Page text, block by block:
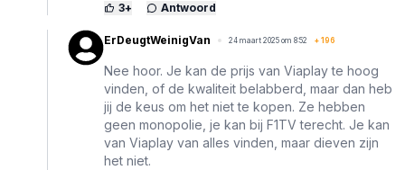
3+ Antwoord
ErDeugtWeinigVan 24 maart 2025 om 8:52 + 196
Nee hoor. Je kan de prijs van Viaplay te hoog
vinden, of de kwaliteit belabberd, maar dan heb
jij de keus om het niet te kopen. Ze hebben
geen monopolie, je kan bij F1TV terecht. Je kan
van Viaplay van alles vinden, maar dieven zijn
het niet.